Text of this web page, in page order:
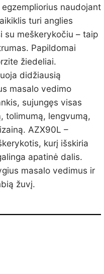
naudojant
turi anglies
su meškerykočiu – taip
Papildomai
žiedeliai.
didžiausią
masalo vedimo
sujungęs visas
tolimumą, lengvumą,
AZX90L –
kurį išskiria
apatinė dalis.
masalo vedimus ir
žuvį.